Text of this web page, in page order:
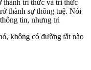
thành tri thức và tri thức
thành sự thông tuệ. Nói
tin, nhưng tri
không có đường tắt nào